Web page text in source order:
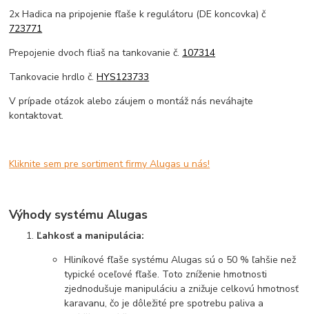
2x Hadica na pripojenie fľaše k regulátoru (DE koncovka) č
723771
Prepojenie dvoch fliaš na tankovanie č. 107314
Tankovacie hrdlo č.HYS123733
V prípade otázok alebo záujem o montáž nás neváhajte
kontaktovat.
Kliknite sem pre sortiment firmy Alugas u nás!
Výhody systému Alugas
Ľahkosť a manipulácia:
Hliníkové fľaše systému Alugas sú o 50 % ľahšie než
typické oceľové fľaše. Toto zníženie hmotnosti
zjednodušuje manipuláciu a znižuje celkovú hmotnosť
karavanu, čo je dôležité pre spotrebu paliva a